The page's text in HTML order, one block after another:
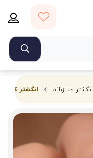
انگشتر طلا زنانه انگشتر